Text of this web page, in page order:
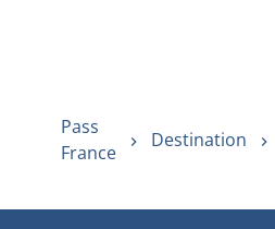
Pass
France
Destination